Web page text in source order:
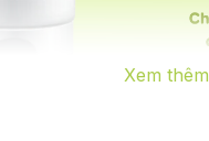
Xem thêm